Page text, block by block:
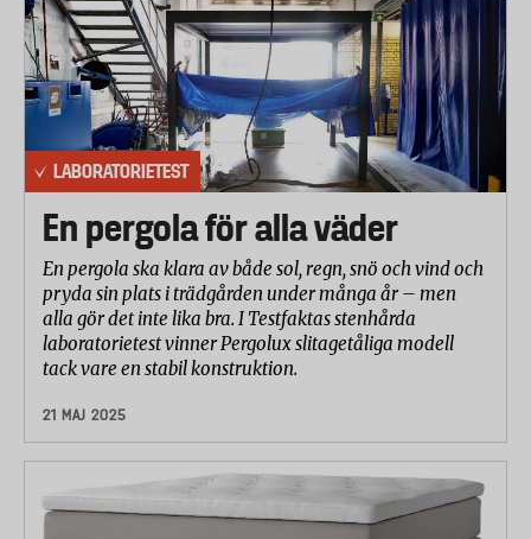
LABORATORIETEST
En pergola för alla väder
En pergola ska klara av både sol, regn, snö och vind och
pryda sin plats i trädgården under många år – men
alla gör det inte lika bra. I Testfaktas stenhårda
laboratorietest vinner Pergolux slitagetåliga modell
tack vare en stabil konstruktion.
21 MAJ 2025